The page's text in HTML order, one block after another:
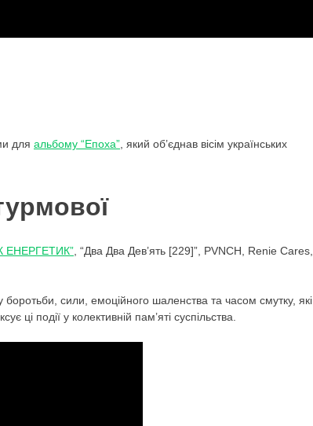
для альбому “Епоха” , який об’єднав вісім українських
ЕНЕРГЕТИК” , “Два Два Дев’ять [229]”, PVNCH, Renie Cares,
сили, емоційного шаленства та часом смутку, які
ці події у колективній пам’яті суспільства.